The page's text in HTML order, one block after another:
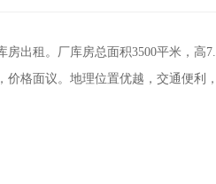
房出租。厂库房总面积3500平米，
价格面议。地理位置优越，交通便